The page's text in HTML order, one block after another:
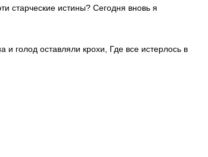
старческие истины? Сегодня вновь я
голод оставляли крохи, Где все истерлось в